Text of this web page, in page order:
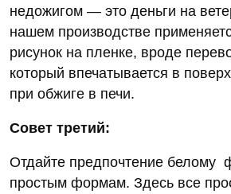
недожигом — это деньги на
нашем производстве
рисунок на пленке, вроде
который впечатывается в
при обжиге в печи.
Совет третий:
Отдайте предпочтение белому
простым формам. Здесь все